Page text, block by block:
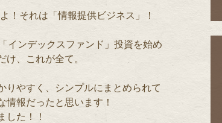
！それは「情報提供ビジネス」！
インデックスファンド」投資を始め
、これが全て。
りやすく、シンプルにまとめられて
報だったと思います！
した！！